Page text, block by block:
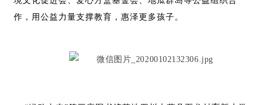
作，用公益力量支撑教育，惠泽更多孩子。